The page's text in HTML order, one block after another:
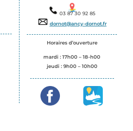
03 87 30 92 85
dornot@ancy-dornot.fr
Horaires d’ouverture
mardi : 17h00 – 18-h00
jeudi : 9h00 – 10h00